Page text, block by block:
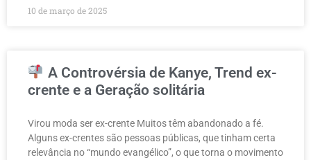
10 de março de 2025
A Controvérsia de Kanye, Trend ex-
crente e a Geração solitária
Virou moda ser ex-crente Muitos têm abandonado a fé.
Alguns ex-crentes são pessoas públicas, que tinham certa
relevância no “mundo evangélico”, o que torna o movimento